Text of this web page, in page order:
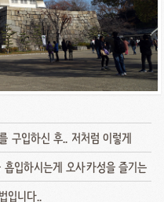
구입하신 후.. 저처럼 이렇게
입하시는게 오사카성을 즐기는
입니다..